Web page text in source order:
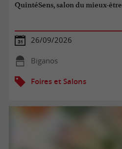
QuintéSens, salon du mieux-être
26/09/2026
Biganos
Foires et Salons